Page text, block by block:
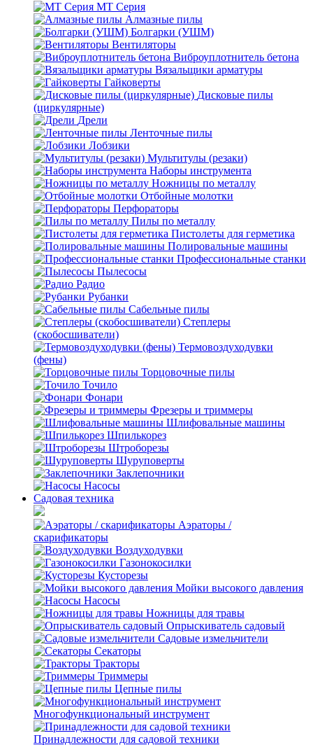
MT Серия
Алмазные пилы
Болгарки (УШМ)
Вентиляторы
Виброуплотнитель бетона
Вязальщики арматуры
Гайковерты
Дисковые пилы
(циркулярные)
Дрели
Ленточные пилы
Лобзики
Мультитулы (резаки)
Наборы инструмента
Ножницы по металлу
Отбойные молотки
Перфораторы
Пилы по металлу
Пистолеты для герметика
Полировальные машины
Профессиональные станки
Пылесосы
Радио
Рубанки
Сабельные пилы
Степлеры
(скобосшиватели)
Термовоздуходувки
(фены)
Торцовочные пилы
Точило
Фонари
Фрезеры и триммеры
Шлифовальные машины
Шпилькорез
Штроборезы
Шуруповерты
Заклепочники
Насосы
Садовая техника
Аэраторы /
скарификаторы
Воздуходувки
Газонокосилки
Кусторезы
Мойки высокого давления
Насосы
Ножницы для травы
Опрыскиватель садовый
Садовые измельчители
Секаторы
Тракторы
Триммеры
Цепные пилы
Многофункциональный инструмент
Принадлежности для садовой техники